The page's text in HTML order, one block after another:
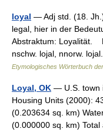
loyal — Adj std. (18.
legal, hier in der
Abstraktum: Loyalität.
nschw. lojal, nnorw.
Etymologisches Wörterbuch
Loyal, OK — U.S. town
Housing Units (2000):
(0.203634 sq. km)
(0.000000 sq. km)